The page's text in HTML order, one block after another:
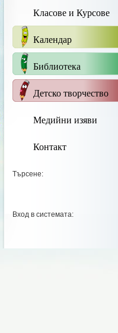
Класове и Курсове
Календар
Библиотека
Детско творчество
Медийни изяви
Контакт
Търсене:
Вход в системата: